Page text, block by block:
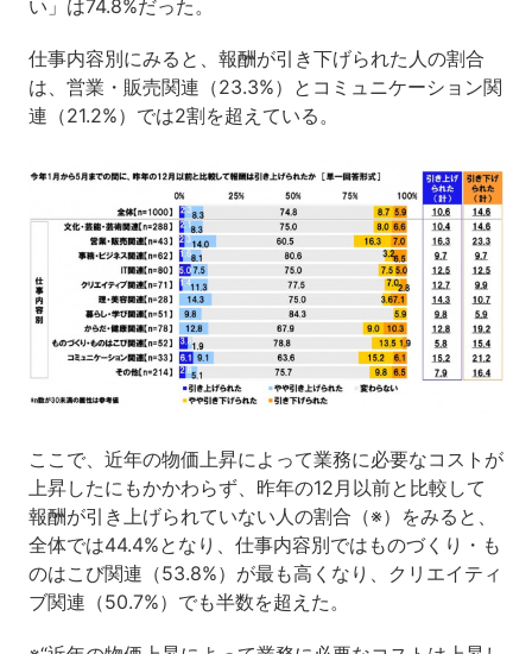
い」は74.8%だった。
仕事内容別にみると、報酬が引き下げられた人の割合
は、営業・販売関連（23.3%）とコミュニケーション関
連（21.2%）では2割を超えている。
ここで、近年の物価上昇によって業務に必要なコストが
上昇したにもかかわらず、昨年の12月以前と比較して
報酬が引き上げられていない人の割合（※）をみると、
全体では44.4%となり、仕事内容別ではものづくり・も
のはこび関連（53.8%）が最も高くなり、クリエイティ
ブ関連（50.7%）でも半数を超えた。